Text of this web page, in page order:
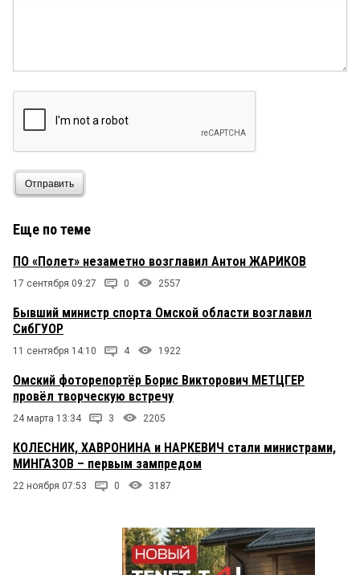
Отправить
Еще по теме
ПО «Полет» незаметно возглавил Антон ЖАРИКОВ
17 сентября 09:27 0 2557
Бывший министр спорта Омской области возглавил
СибГУОР
11 сентября 14:10 4 1922
Омский фоторепортёр Борис Викторович МЕТЦГЕР
провёл творческую встречу
24 марта 13:34 3 2205
КОЛЕСНИК, ХАВРОНИНА и НАРКЕВИЧ стали министрами,
МИНГАЗОВ – первым зампредом
22 ноября 07:53 0 3187